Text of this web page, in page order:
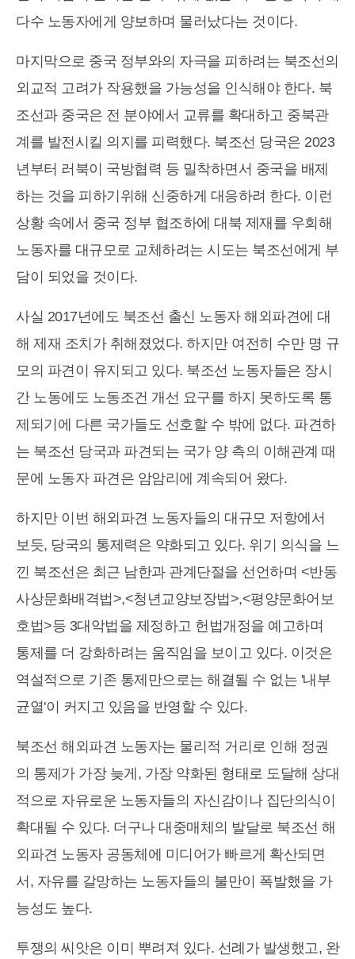
다수 노동자에게 양보하며 물러났다는 것이다.
마지막으로 중국 정부와의 자극을 피하려는 북조선의
외교적 고려가 작용했을 가능성을 인식해야 한다. 북
조선과 중국은 전 분야에서 교류를 확대하고 중북관
계를 발전시킬 의지를 피력했다. 북조선 당국은 2023
년부터 러북이 국방협력 등 밀착하면서 중국을 배제
하는 것을 피하기위해 신중하게 대응하려 한다. 이런
상황 속에서 중국 정부 협조하에 대북 제재를 우회해
노동자를 대규모로 교체하려는 시도는 북조선에게 부
담이 되었을 것이다.
사실 2017년에도 북조선 출신 노동자 해외파견에 대
해 제재 조치가 취해졌었다. 하지만 여전히 수만 명 규
모의 파견이 유지되고 있다. 북조선 노동자들은 장시
간 노동에도 노동조건 개선 요구를 하지 못하도록 통
제되기에 다른 국가들도 선호할 수 밖에 없다. 파견하
는 북조선 당국과 파견되는 국가 양 측의 이해관계 때
문에 노동자 파견은 암암리에 계속되어 왔다.
하지만 이번 해외파견 노동자들의 대규모 저항에서
보듯, 당국의 통제력은 약화되고 있다. 위기 의식을 느
낀 북조선은 최근 남한과 관계단절을 선언하며 <반동
사상문화배격법>,<청년교양보장법>,<평양문화어보
호법>등 3대악법을 제정하고 헌법개정을 예고하며
통제를 더 강화하려는 움직임을 보이고 있다. 이것은
역설적으로 기존 통제만으로는 해결될 수 없는 '내부
균열'이 커지고 있음을 반영할 수 있다.
북조선 해외파견 노동자는 물리적 거리로 인해 정권
의 통제가 가장 늦게, 가장 약화된 형태로 도달해 상대
적으로 자유로운 노동자들의 자신감이나 집단의식이
확대될 수 있다. 더구나 대중매체의 발달로 북조선 해
외파견 노동자 공동체에 미디어가 빠르게 확산되면
서, 자유를 갈망하는 노동자들의 불만이 폭발했을 가
능성도 높다.
투쟁의 씨앗은 이미 뿌려져 있다. 선례가 발생했고, 완